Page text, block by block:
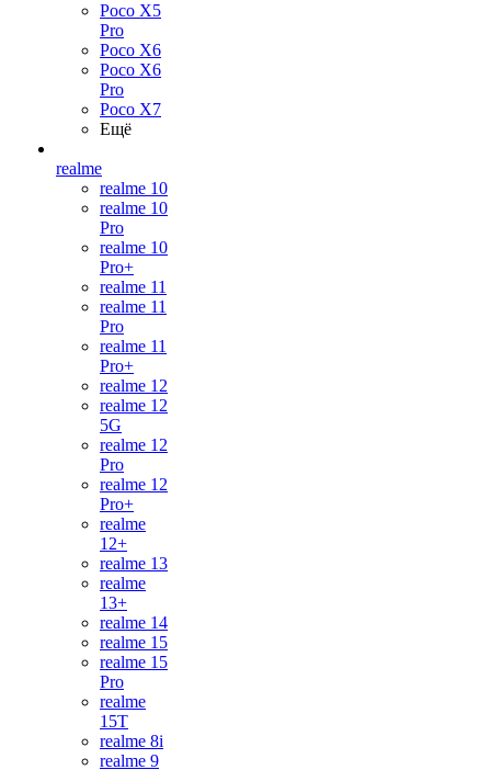
Poco X5
Pro
Poco X6
Poco X6
Pro
Poco X7
Ещё
realme
realme 10
realme 10
Pro
realme 10
Pro+
realme 11
realme 11
Pro
realme 11
Pro+
realme 12
realme 12
5G
realme 12
Pro
realme 12
Pro+
realme
12+
realme 13
realme
13+
realme 14
realme 15
realme 15
Pro
realme
15T
realme 8i
realme 9